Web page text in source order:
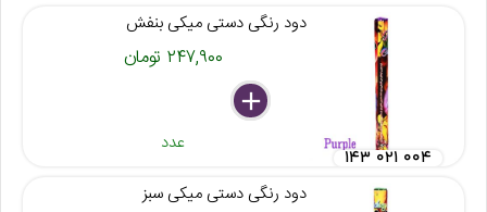
دود رنگی دستی میکی بنفش
۲۴۷,۹۰۰ تومان
delete
remove
add
عدد
۱۴۳ ۰۲۱ ۰۰۴
دود رنگی دستی میکی سبز